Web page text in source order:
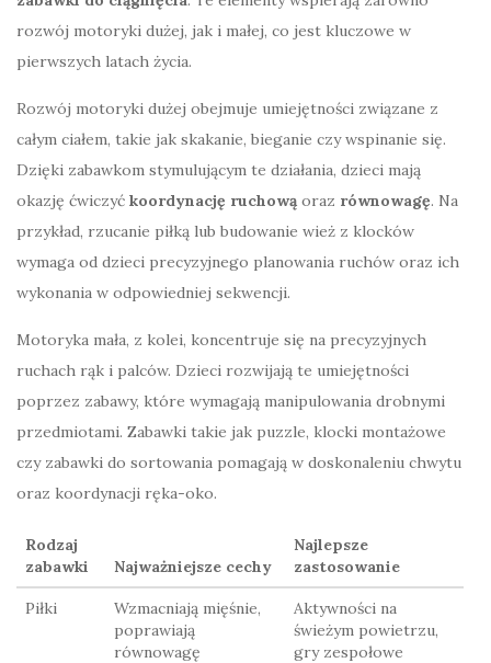
rozwój motoryki dużej, jak i małej, co jest kluczowe w
pierwszych latach życia.
Rozwój motoryki dużej obejmuje umiejętności związane z
całym ciałem, takie jak skakanie, bieganie czy wspinanie się.
Dzięki zabawkom stymulującym te działania, dzieci mają
okazję ćwiczyć koordynację ruchową oraz równowagę. Na
przykład, rzucanie piłką lub budowanie wież z klocków
wymaga od dzieci precyzyjnego planowania ruchów oraz ich
wykonania w odpowiedniej sekwencji.
Motoryka mała, z kolei, koncentruje się na precyzyjnych
ruchach rąk i palców. Dzieci rozwijają te umiejętności
poprzez zabawy, które wymagają manipulowania drobnymi
przedmiotami. Zabawki takie jak puzzle, klocki montażowe
czy zabawki do sortowania pomagają w doskonaleniu chwytu
oraz koordynacji ręka-oko.
Rodzaj
zabawki
Najważniejsze cechy
Najlepsze
zastosowanie
Piłki
Wzmacniają mięśnie,
poprawiają
równowagę
Aktywności na
świeżym powietrzu,
gry zespołowe